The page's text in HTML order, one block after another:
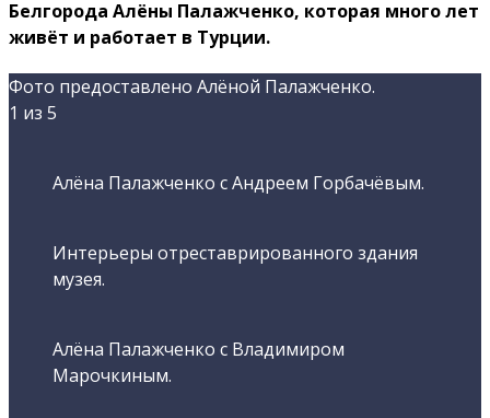
Белгорода Алёны Палажченко, которая много лет
живёт и работает в Турции.
Фото предоставлено Алёной Палажченко.
1 из 5
Алёна Палажченко с Андреем Горбачёвым.
Интерьеры отреставрированного здания
музея.
Алёна Палажченко с Владимиром
Марочкиным.